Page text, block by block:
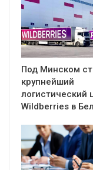
Под Минском
крупнейший
логистический
Wildberries в